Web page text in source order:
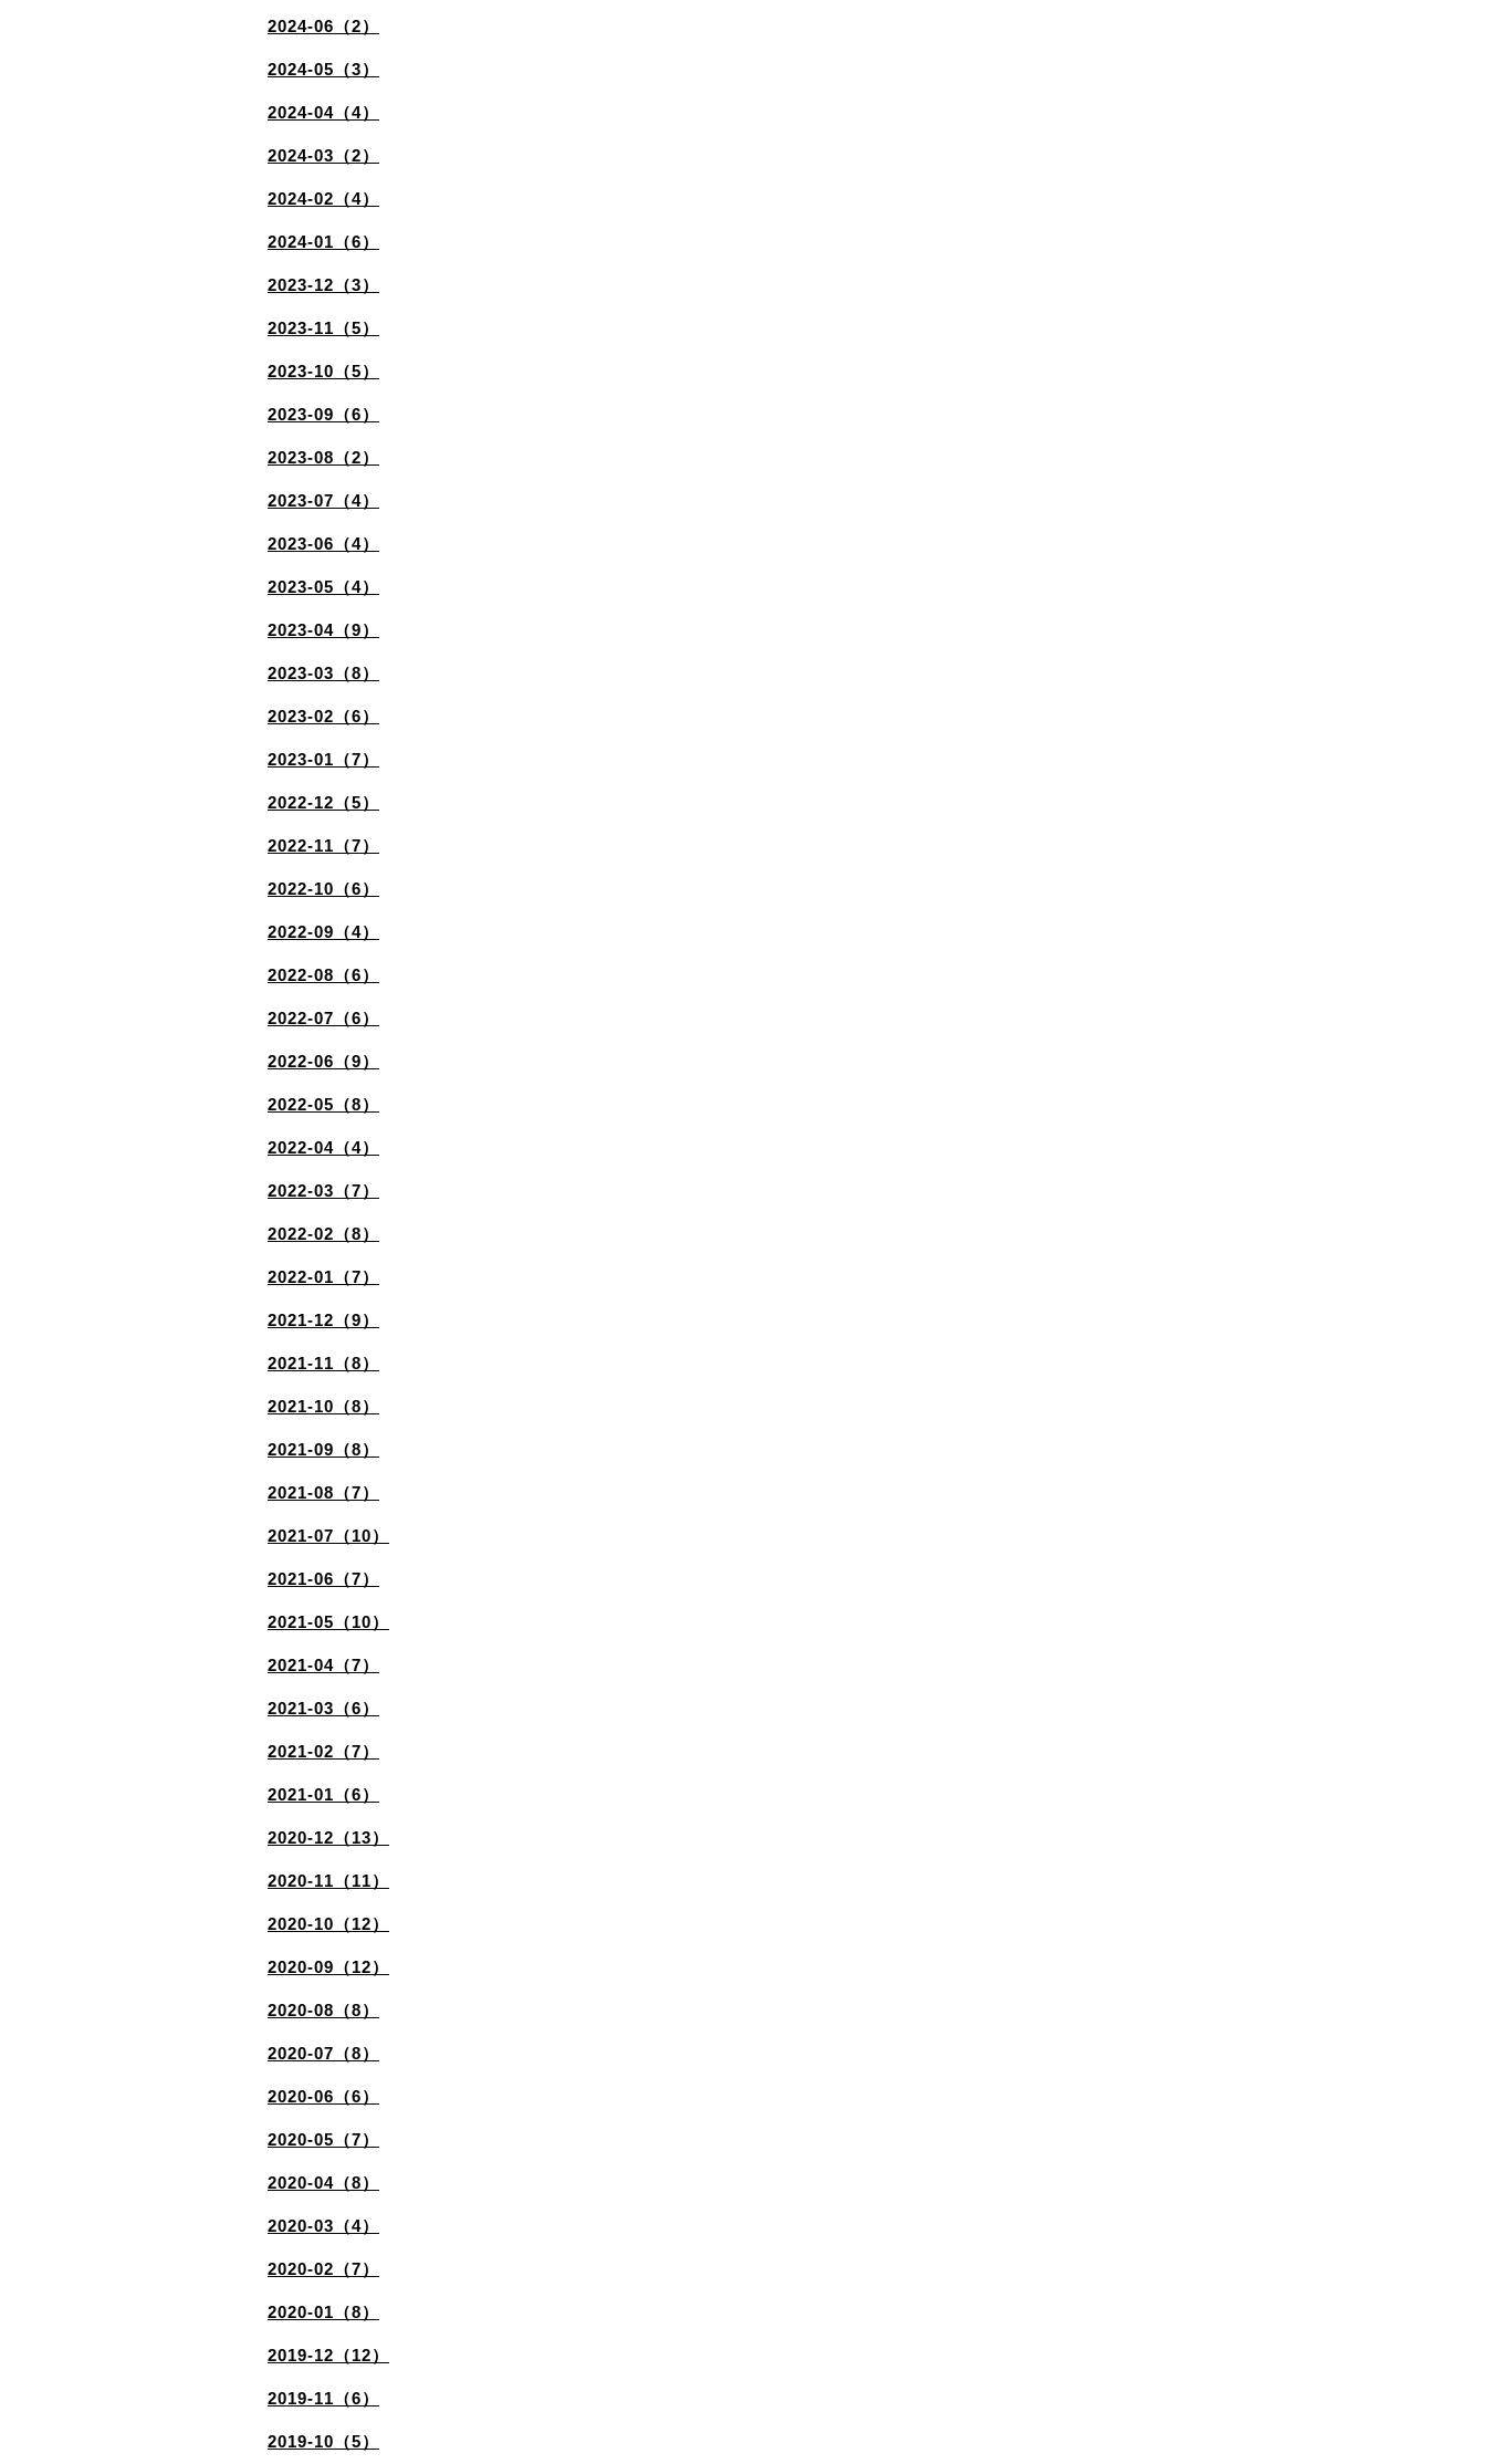
2024-06（2）
2024-05（3）
2024-04（4）
2024-03（2）
2024-02（4）
2024-01（6）
2023-12（3）
2023-11（5）
2023-10（5）
2023-09（6）
2023-08（2）
2023-07（4）
2023-06（4）
2023-05（4）
2023-04（9）
2023-03（8）
2023-02（6）
2023-01（7）
2022-12（5）
2022-11（7）
2022-10（6）
2022-09（4）
2022-08（6）
2022-07（6）
2022-06（9）
2022-05（8）
2022-04（4）
2022-03（7）
2022-02（8）
2022-01（7）
2021-12（9）
2021-11（8）
2021-10（8）
2021-09（8）
2021-08（7）
2021-07（10）
2021-06（7）
2021-05（10）
2021-04（7）
2021-03（6）
2021-02（7）
2021-01（6）
2020-12（13）
2020-11（11）
2020-10（12）
2020-09（12）
2020-08（8）
2020-07（8）
2020-06（6）
2020-05（7）
2020-04（8）
2020-03（4）
2020-02（7）
2020-01（8）
2019-12（12）
2019-11（6）
2019-10（5）